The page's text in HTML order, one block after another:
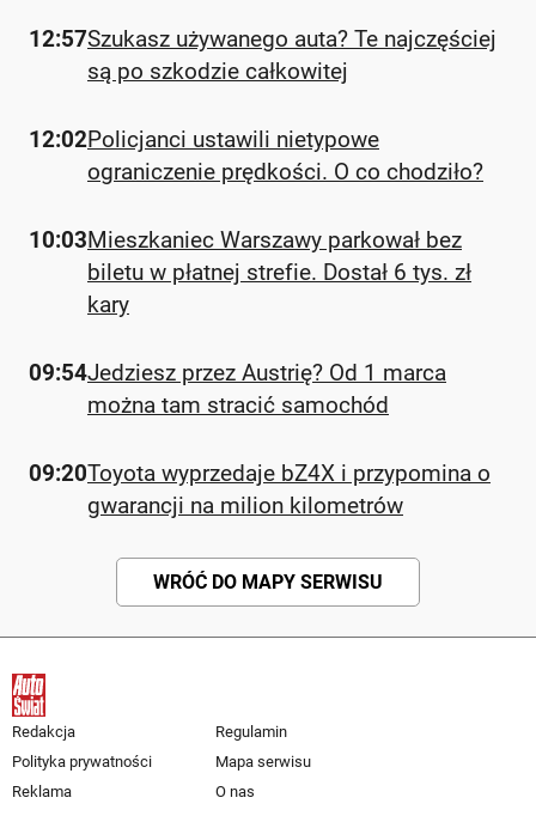
12:57Szukasz używanego auta? Te najczęściej
są po szkodzie całkowitej
12:02Policjanci ustawili nietypowe
ograniczenie prędkości. O co chodziło?
10:03Mieszkaniec Warszawy parkował bez
biletu w płatnej strefie. Dostał 6 tys. zł
kary
09:54Jedziesz przez Austrię? Od 1 marca
można tam stracić samochód
09:20Toyota wyprzedaje bZ4X i przypomina o
gwarancji na milion kilometrów
WRÓĆ DO MAPY SERWISU
Redakcja
Regulamin
Polityka prywatności
Mapa serwisu
Reklama
O nas